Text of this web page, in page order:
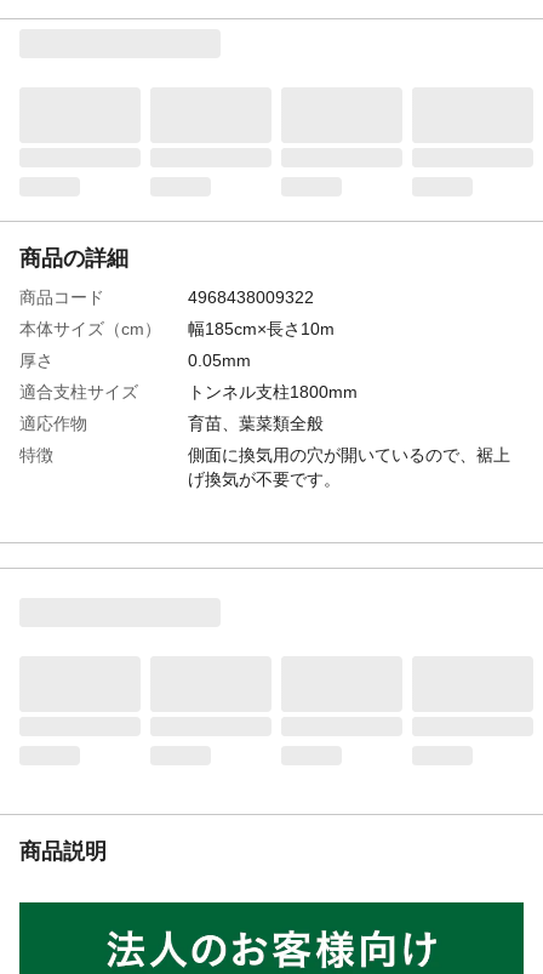
商品の詳細
商品コード
4968438009322
本体サイズ（cm）
幅185cm×長さ10m
厚さ
0.05mm
適合支柱サイズ
トンネル支柱1800mm
適応作物
育苗、葉菜類全般
特徴
側面に換気用の穴が開いているので、裾上
げ換気が不要です。
種類
園芸用カットフィルム 透明
重量
0.89kg
商品説明